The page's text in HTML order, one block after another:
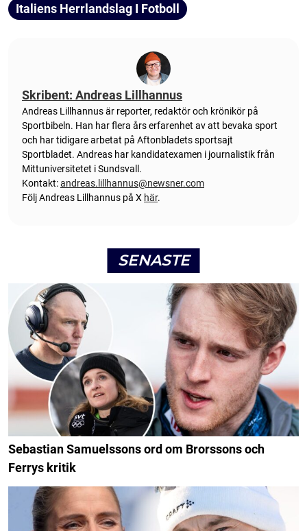
Italiens Herrlandslag I Fotboll
Skribent: Andreas Lillhannus
Andreas Lillhannus är reporter, redaktör och krönikör på
Sportbibeln. Han har flera års erfarenhet av att bevaka sport
och har tidigare arbetat på Aftonbladets sportsajt
Sportbladet. Andreas har kandidatexamen i journalistik från
Mittuniversitetet i Sundsvall.
Kontakt:andreas.lillhannus@newsner.com
Följ Andreas Lillhannus på X här.
SENASTE
Sebastian Samuelssons ord om Brorssons och
Ferrys kritik